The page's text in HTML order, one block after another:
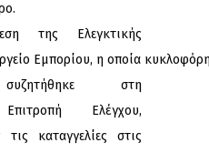
της Ελεγκτικής
Εμπορίου, η οποία
στη
Ελέγχου,
καταγγελίες στις